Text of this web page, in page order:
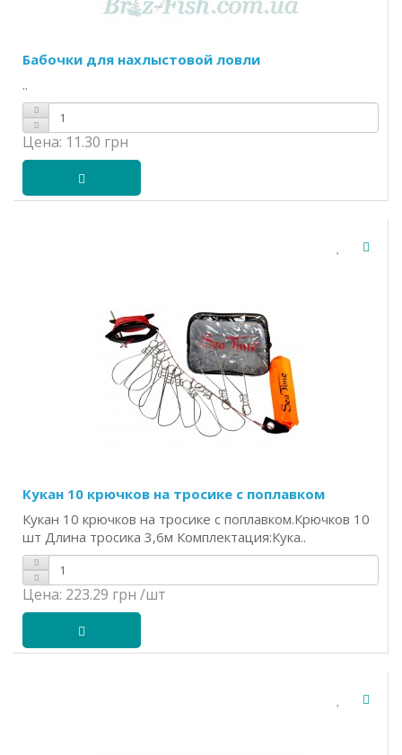
Бабочки для нахлыстовой ловли
..
Цена: 11.30 грн
Кукан 10 крючков на тросике с поплавком
Кукан 10 крючков на тросике с поплавком.Крючков 10
шт Длина тросика 3,6м Комплектация:Кука..
Цена: 223.29 грн /шт